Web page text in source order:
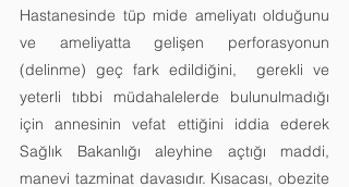
Hastanesinde tüp mide ameliyatı olduğunu
ve ameliyatta gelişen perforasyonun
(delinme) geç fark edildiğini,  gerekli ve
yeterli tıbbi müdahalelerde bulunulmadığı
için annesinin vefat ettiğini iddia ederek
Sağlık Bakanlığı aleyhine açtığı maddi,
manevi tazminat davasıdır. Kısacası, obezite